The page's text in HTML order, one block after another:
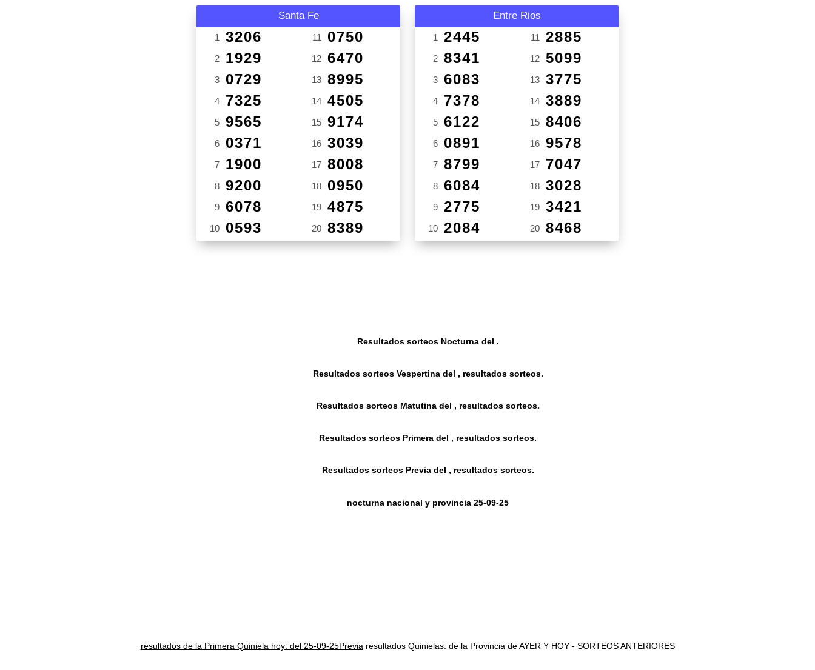
Santa Fe
1 3206
2 1929
3 0729
4 7325
5 9565
6 0371
7 1900
8 9200
9 6078
10 0593
11 0750
12 6470
13 8995
14 4505
15 9174
16 3039
17 8008
18 0950
19 4875
20 8389
Entre Rios
1 2445
2 8341
3 6083
4 7378
5 6122
6 0891
7 8799
8 6084
9 2775
10 2084
11 2885
12 5099
13 3775
14 3889
15 8406
16 9578
17 7047
18 3028
19 3421
20 8468
Resultados sorteos Nocturna del .
Resultados sorteos Vespertina del , resultados sorteos.
Resultados sorteos Matutina del , resultados sorteos.
Resultados sorteos Primera del , resultados sorteos.
Resultados sorteos Previa del , resultados sorteos.
nocturna nacional y provincia 25-09-25
resultados de la Primera Quiniela hoy: del 25-09-25Previa resultados Quinielas: de la Provincia de AYER Y HOY - SORTEOS ANTERIORES